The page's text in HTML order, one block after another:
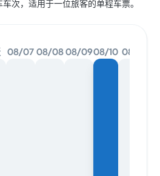
次，适用于一位旅客的单程车票。
08/07 08/08 08/0908/10 08/11